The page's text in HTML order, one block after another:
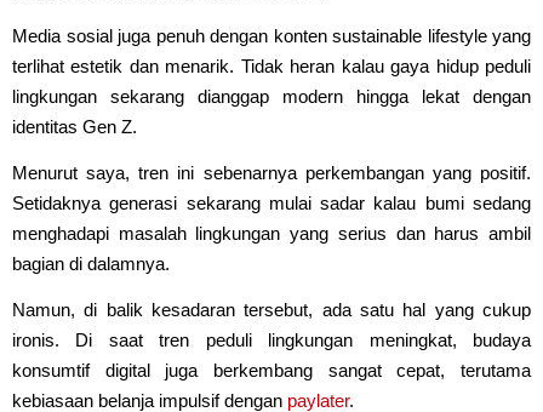
Media sosial juga penuh dengan konten sustainable lifestyle yang
terlihat estetik dan menarik. Tidak heran kalau gaya hidup peduli
lingkungan sekarang dianggap modern hingga lekat dengan
identitas Gen Z.
Menurut saya, tren ini sebenarnya perkembangan yang positif.
Setidaknya generasi sekarang mulai sadar kalau bumi sedang
menghadapi masalah lingkungan yang serius dan harus ambil
bagian di dalamnya.
Namun, di balik kesadaran tersebut, ada satu hal yang cukup
ironis. Di saat tren peduli lingkungan meningkat, budaya
konsumtif digital juga berkembang sangat cepat, terutama
kebiasaan belanja impulsif dengan paylater.